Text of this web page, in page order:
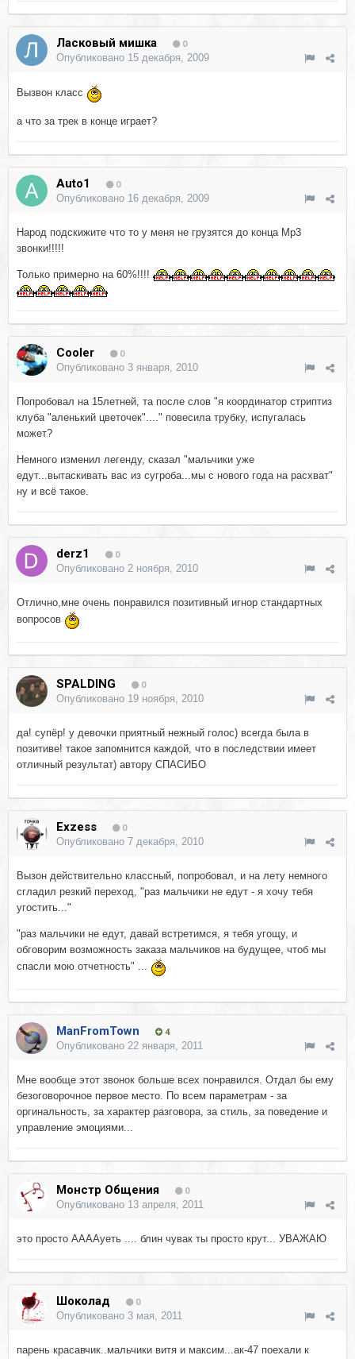
Ласковый мишка 0
Опубликовано 15 декабря, 2009
Вызвон класс
а что за трек в конце играет?
Auto1 0
Опубликовано 16 декабря, 2009
Народ подскижите что то у меня не грузятся до конца Mp3
звонки!!!!!
Только примерно на 60%!!!!
Cооler 0
Опубликовано 3 января, 2010
Попробовал на 15летней, та после слов "я координатор стриптиз
клуба "аленький цветочек"...." повесила трубку, испугалась
может?
Немного изменил легенду, сказал "мальчики уже
едут...вытаскивать вас из сугроба...мы с нового года на расхват"
ну и всё такое.
derz1 0
Опубликовано 2 ноября, 2010
Отлично,мне очень понравился позитивный игнор стандартных
вопросов
SPALDING 0
Опубликовано 19 ноября, 2010
да! супёр! у девочки приятный нежный голос) всегда была в
позитиве! такое запомнится каждой, что в последствии имеет
отличный результат) автору СПАСИБО
Exzess 0
Опубликовано 7 декабря, 2010
Вызон действительно классный, попробовал, и на лету немного
сгладил резкий переход, "раз мальчики не едут - я хочу тебя
угостить..."
"раз мальчики не едут, давай встретимся, я тебя угощу, и
обговорим возможность заказа мальчиков на будущее, чтоб мы
спасли мою отчетность" ...
ManFromTown 4
Опубликовано 22 января, 2011
Мне вообще этот звонок больше всех понравился. Отдал бы ему
безоговорочное первое место. По всем параметрам - за
оргинальность, за характер разговора, за стиль, за поведение и
управление эмоциями...
Монстр Общения 0
Опубликовано 13 апреля, 2011
это просто ААААуеть .... блин чувак ты просто крут... УВАЖАЮ
Шоколад 0
Опубликовано 3 мая, 2011
парень красавчик..мальчики витя и максим...ак-47 поехали к